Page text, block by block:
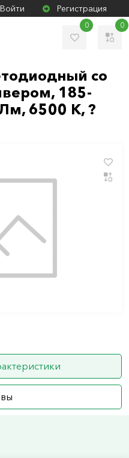
Войти Регистрация
0 0
со
185-
6500 К, ?